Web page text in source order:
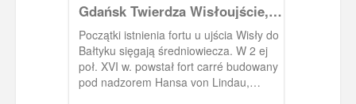
Gdańsk Twierdza Wisłoujście,
Danzig Festung Weichselmünde
Początki istnienia fortu u ujścia Wisły do
Bałtyku sięgają średniowiecza. W 2 ej
poł. XVI w. powstał fort carré budowany
pod nadzorem Hansa von Lindau,